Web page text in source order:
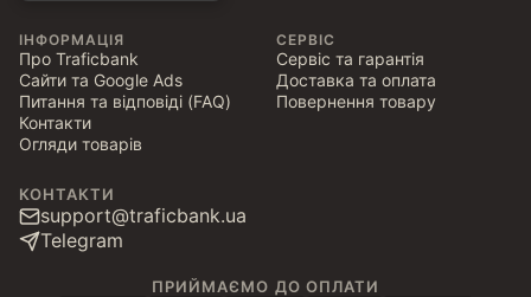
ІНФОРМАЦІЯ
Про Traficbank
Сайти та Google Ads
Питання та відповіді (FAQ)
Контакти
Огляди товарів
СЕРВІС
Сервіс та гарантія
Доставка та оплата
Повернення товару
КОНТАКТИ
support@traficbank.ua
Telegram
ПРИЙМАЄМО ДО ОПЛАТИ